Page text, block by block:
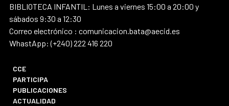
BIBLIOTECA INFANTIL: Lunes a viernes 15:00 a 20:00 y
sábados 9:30 a 12:30
Correo electrónico : comunicacion.bata@aecid.es
WhastApp: (+240) 222 416 220
CCE
PARTICIPA
PUBLICACIONES
ACTUALIDAD